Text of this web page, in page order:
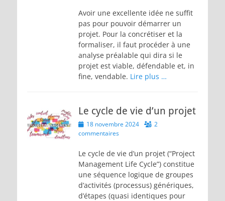
Avoir une excellente idée ne suffit
pas pour pouvoir démarrer un
projet. Pour la concrétiser et la
formaliser, il faut procéder à une
analyse préalable qui dira si le
projet est viable, défendable et, in
fine, vendable. Lire plus …
Le cycle de vie d’un projet
Posted
on
18 novembre 2024
2
commentaires
Le cycle de vie d’un projet (“Project
Management Life Cycle”) constitue
une séquence logique de groupes
d’activités (processus) génériques,
d’étapes (quasi identiques pour